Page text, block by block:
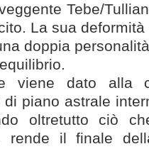
Tebe/
La sua
doppia
viene dato alla
piano astrale
oltretutto ciò
rende il finale